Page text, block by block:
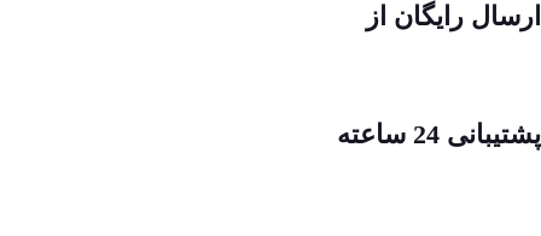
ارسال رایگان از
پشتیبانی 24 ساعته